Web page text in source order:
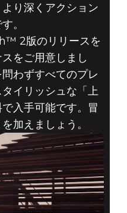
り深くアクション
。
2版のリリースを
をご用意しまし
わずすべてのプレ
イリッシュな「上
入手可能です。冒
加えましょう。